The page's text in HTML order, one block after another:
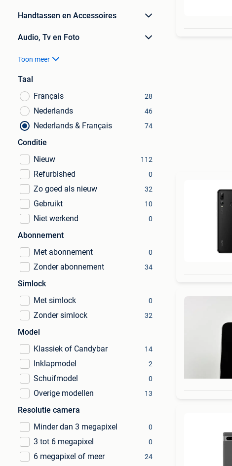
Handtassen en Accessoires
Audio, Tv en Foto
Toon meer
Taal
Français
28
Nederlands 46
Nederlands & Français 74
Conditie
Nieuw
112
Refurbished 0
Zo goed als nieuw 32
Gebruikt 10
Niet werkend 0
Abonnement
Met abonnement
0
Zonder abonnement 34
Simlock
Met simlock
0
Zonder simlock 32
Model
Klassiek of Candybar
14
Inklapmodel 2
Schuifmodel 0
Overige modellen 13
Resolutie camera
Minder dan 3 megapixel
0
3 tot 6 megapixel 0
6 megapixel of meer 24